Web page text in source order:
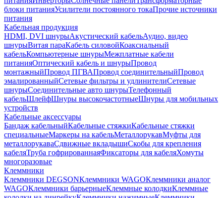
блоки питанияУсилители постоянного токаПрочие источники
питания
Кабельная продукция
HDMI, DVI шнурыАкустический кабельАудио, видео
шнурыВитая параКабель силовойКоаксиальный
кабельКомпьютерные шнурыМежплатные кабели
питанияОптический кабель и шнурыПровод
монтажныйПровод ПГВАПровод соединительныйПровод
эмалированныйСетевые фильтры и удлинителиСетевые
шнурыСоединительные авто шнурыТелефонный
кабельШлейфШнуры высокочастотныеШнуры для мобильных
устройств
Кабельные аксессуары
Бандаж кабельныйКабельные стяжкиКабельные стяжки
специальныеМаркеры на кабельМеталлорукавМуфты для
металлорукаваСдвижные вкладышиСкобы для крепления
кабеляТруба гофрированнаяФиксаторы для кабеляХомуты
многоразовые
Клеммники
Клеммники DEGSONКлеммники WAGOКлеммники аналог
WAGOКлеммники барьерныеКлеммные колодкиКлеммные